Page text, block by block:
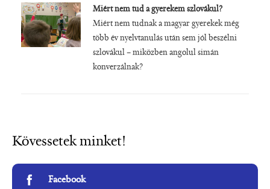
Miért nem tud a gyerekem szlovákul?
Miért nem tudnak a magyar gyerekek még
több év nyelvtanulás után sem jól beszélni
szlovákul – miközben angolul simán
konverzálnak?
Kövessetek minket!
Facebook